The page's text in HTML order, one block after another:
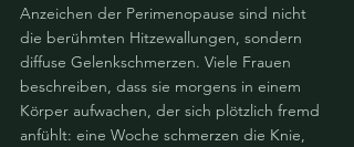
Anzeichen der Perimenopause sind nicht
die berühmten Hitzewallungen, sondern
diffuse Gelenkschmerzen. Viele Frauen
beschreiben, dass sie morgens in einem
Körper aufwachen, der sich plötzlich fremd
anfühlt: eine Woche schmerzen die Knie,